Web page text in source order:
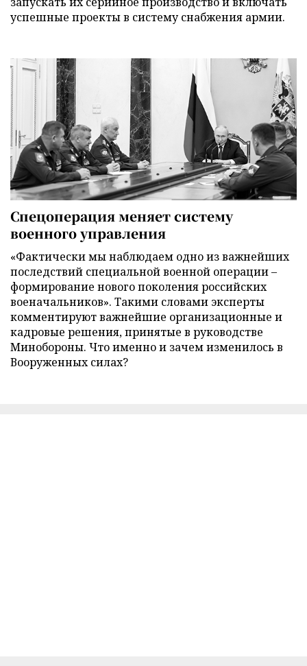
успешные проекты в систему снабжения армии.
Спецоперация меняет систему
военного управления
«Фактически мы наблюдаем одно из важнейших
последствий специальной военной операции –
формирование нового поколения российских
военачальников». Такими словами эксперты
комментируют важнейшие организационные и
кадровые решения, принятые в руководстве
Минобороны. Что именно и зачем изменилось в
Вооруженных силах?